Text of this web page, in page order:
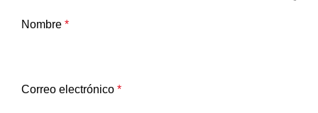
Nombre *
Correo electrónico *